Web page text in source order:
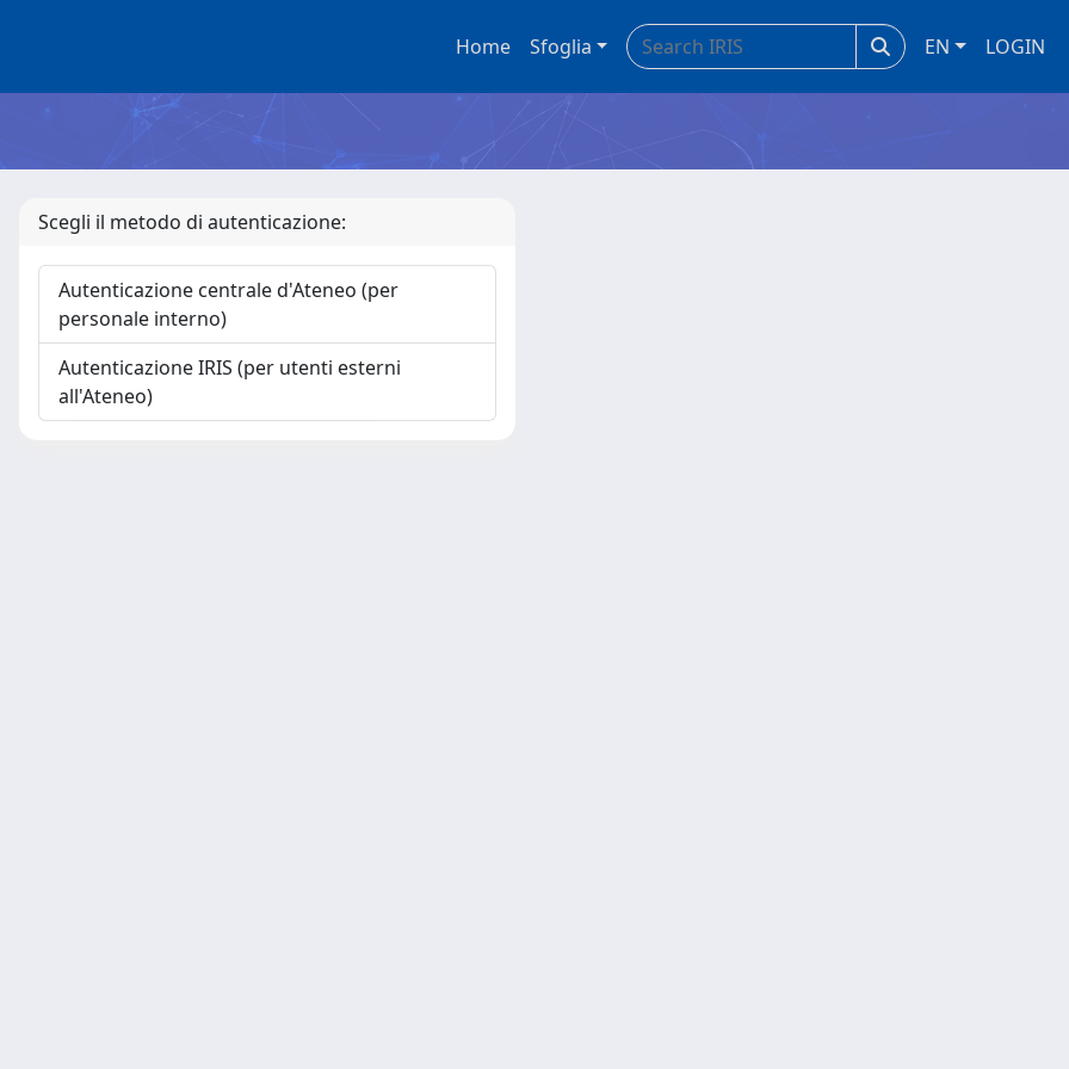
Home Sfoglia EN LOGIN
Scegli il metodo di autenticazione:
Autenticazione centrale d'Ateneo (per
personale interno)
Autenticazione IRIS (per utenti esterni
all'Ateneo)